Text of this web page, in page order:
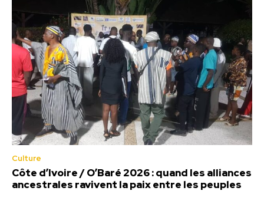
Culture
Côte d’Ivoire / O’Baré 2026 : quand les alliances
ancestrales ravivent la paix entre les peuples